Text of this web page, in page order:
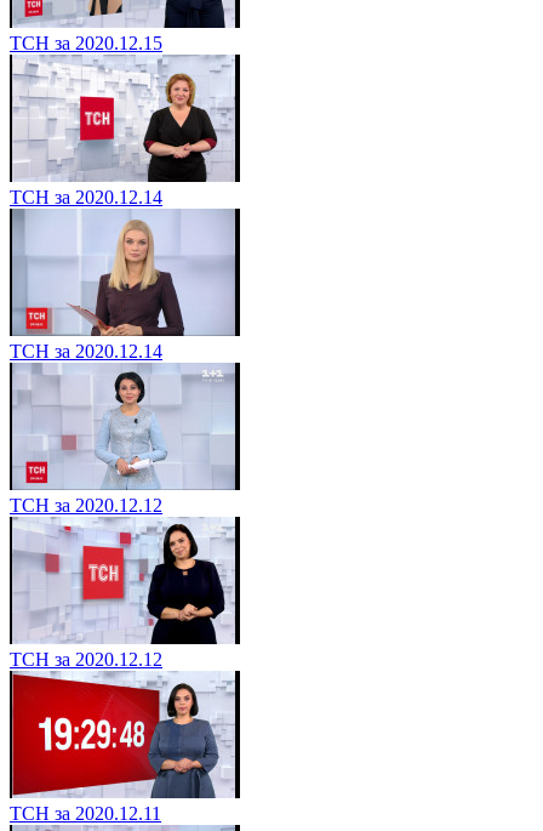
ТСН за 2020.12.15
ТСН за 2020.12.14
ТСН за 2020.12.14
ТСН за 2020.12.12
ТСН за 2020.12.12
ТСН за 2020.12.11